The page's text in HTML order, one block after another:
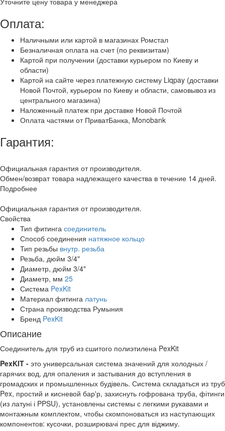
Оплата:
Наличными или картой в магазинах Ромстал
Безналичная оплата на счет (по реквизитам)
Картой при получении (доставки курьером по Киеву и
области)
Картой на сайте через платежную систему Liqpay (доставки
Новой Почтой, курьером по Киеву и области, самовывоз из
центрального магазина)
Наложенный платеж при доставке Новой Почтой
Оплата частями от ПриватБанка, Monobank
Гарантия:
Официальная гарантия от производителя.
Обмен/возврат товара надлежащего качества в течение 14 дней.
Подробнее
Официальная гарантия от производителя.
Свойства
Тип фитинга соединитель
Способ соединения натяжное кольцо
Тип резьбы внутр. резьба
Резьба, дюйм 3/4"
Диаметр, дюйм 3/4"
Диаметр, мм 25
Система PexKit
Материал фитинга латунь
Страна производства Румыния
Бренд PexKit
Описание
Соединитель для труб из сшитого полиэтилена PexKit
PexKIT - это универсальная система значений для холодных /
гарячих вод, для опаления и застывания до вступления в
громадских и промышленных будівель. Система складаться из труб
Pex, простий и кисневой бар'р, захиснуть гофрована труба, фітинги
(из латуні і PPSU), установлены системы с легкими рукавами и
монтажным комплектом, чтобы скомпоноваться из наступающих
компонентов: кусочки, розширювачі прес для віджиму.